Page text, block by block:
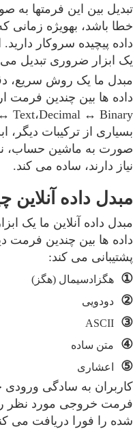
تبدیل بین این فرمتها به
خطا باشد، بهویژه زمانی
داده پیچیده سروکار
یک ابزار ضروری تبدیل
مبدل ما یک روش سریع،
بسیاری از ترکیبات دیگر،
صورت به ماشین حساب،
نیاز دارند، ساده می کند.
مبدل داده
مبدل داده آنلاین ما یک
داده ها بین چندین
پشتیبانی می کند:
① هگزادسیمال (هگز)
② دودویی
③
ASCII
④ متن ساده
⑤ اعشاری
کاربران به سادگی ورودی
فرمت خروجی مورد نظر را
شده را فورا دریافت می